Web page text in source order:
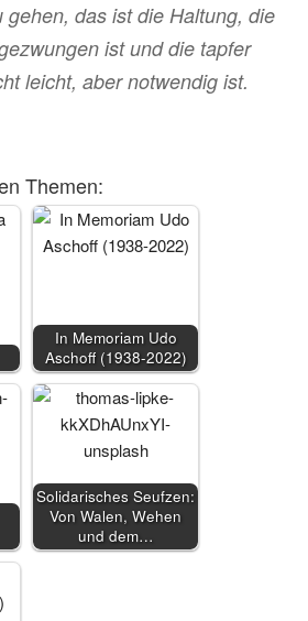
gehen, das ist die Haltung, die
ist und die tapfer
leicht, aber notwendig ist.
Themen:
In Memoriam Udo
Aschoff (1938-2022)
Solidarisches Seufzen:
Von Walen, Wehen
und dem…